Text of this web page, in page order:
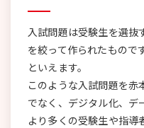
入試問題は受験生を選抜
を絞って作られたもので
といえます。
このような入試問題を
でなく、デジタル化、デ
より多くの受験生や指